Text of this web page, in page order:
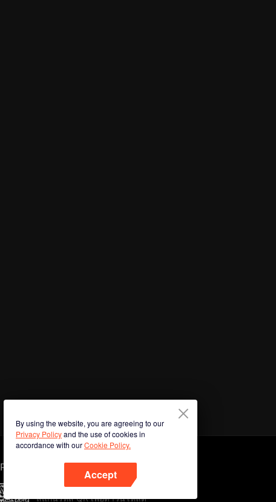
By using the website, you are agreeing to our
Privacy Policyand the use of cookies in
accordance with ourCookie Policy.
Accept
Phone
สแกนรหัส QR เพื่อดาวน์โหลด